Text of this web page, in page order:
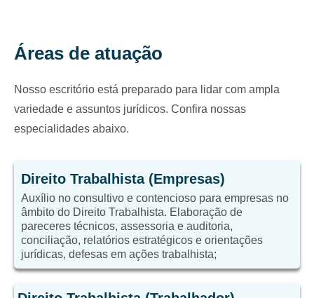
Áreas de atuação
Nosso escritório está preparado para lidar com ampla
variedade e assuntos jurídicos. Confira nossas
especialidades abaixo.
Direito Trabalhista (Empresas)
Auxílio no consultivo e contencioso para empresas no
âmbito do Direito Trabalhista. Elaboração de
pareceres técnicos, assessoria e auditoria,
conciliação, relatórios estratégicos e orientações
jurídicas, defesas em ações trabalhista;